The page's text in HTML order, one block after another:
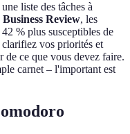
liste des tâches à
Review, les
% plus susceptibles de
vos priorités et
de ce que vous devez faire.
carnet – l'important est